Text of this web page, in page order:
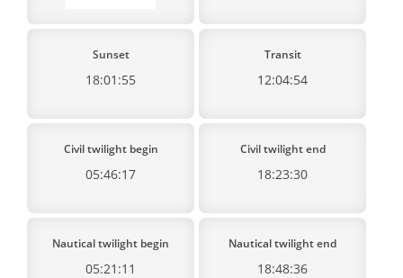
Sunset
18:01:55
Transit
12:04:54
Civil twilight begin
05:46:17
Civil twilight end
18:23:30
Nautical twilight begin
05:21:11
Nautical twilight end
18:48:36